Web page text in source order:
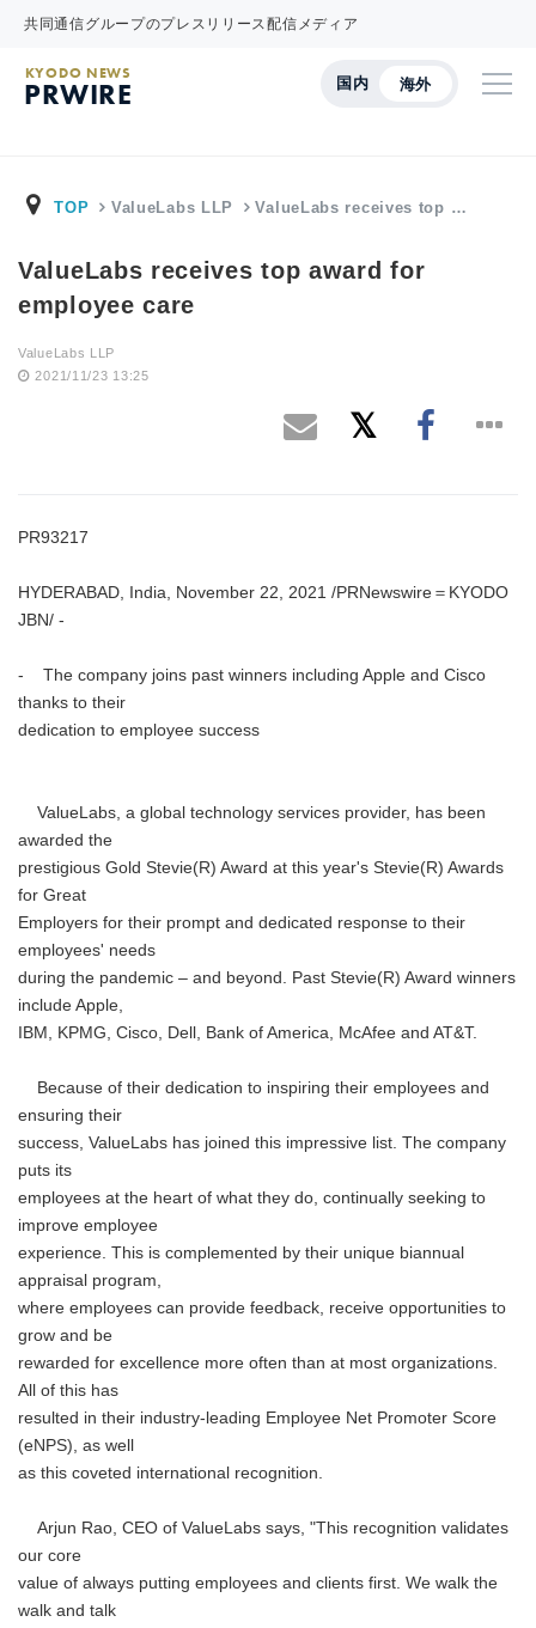
共同通信グループのプレスリリース配信メディア
国内 海外
KYODO NEWS
PRWIRE
TOP ValueLabs LLP ValueLabs receives top …
ValueLabs receives top award for
employee care
ValueLabs LLP
2021/11/23 13:25
PR93217
HYDERABAD, India, November 22, 2021 /PRNewswire＝KYODO
JBN/ -
- The company joins past winners including Apple and Cisco
thanks to their
dedication to employee success
ValueLabs, a global technology services provider, has been
awarded the
prestigious Gold Stevie(R) Award at this year's Stevie(R) Awards
for Great
Employers for their prompt and dedicated response to their
employees' needs
during the pandemic – and beyond. Past Stevie(R) Award winners
include Apple,
IBM, KPMG, Cisco, Dell, Bank of America, McAfee and AT&T.
Because of their dedication to inspiring their employees and
ensuring their
success, ValueLabs has joined this impressive list. The company
puts its
employees at the heart of what they do, continually seeking to
improve employee
experience. This is complemented by their unique biannual
appraisal program,
where employees can provide feedback, receive opportunities to
grow and be
rewarded for excellence more often than at most organizations.
All of this has
resulted in their industry-leading Employee Net Promoter Score
(eNPS), as well
as this coveted international recognition.
Arjun Rao, CEO of ValueLabs says, "This recognition validates
our core
value of always putting employees and clients first. We walk the
walk and talk